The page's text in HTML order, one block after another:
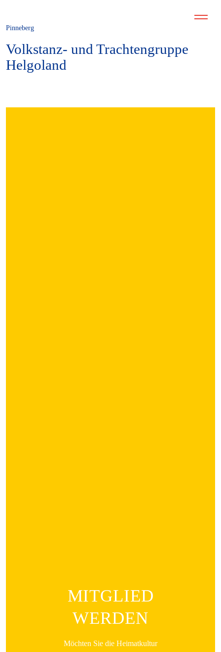
Pinneberg
Volkstanz- und Trachtengruppe
Helgoland
MITGLIED
WERDEN
Möchten Sie die Heimatkultur